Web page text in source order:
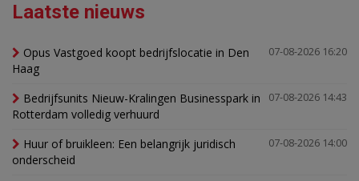
Laatste nieuws
07-08-2026 16:20
Opus Vastgoed koopt bedrijfslocatie in Den
Haag
07-08-2026 14:43
Bedrijfsunits Nieuw-Kralingen Businesspark in
Rotterdam volledig verhuurd
07-08-2026 14:00
Huur of bruikleen: Een belangrijk juridisch
onderscheid